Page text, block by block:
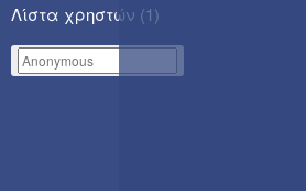
Λίστα χρηστών (1)